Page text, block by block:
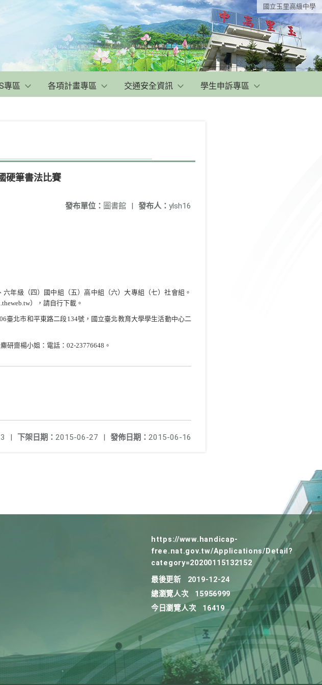
國立玉里高級中學
專區 各項計畫專區 交通安全資訊 學生申訴專區
硬筆書法比賽
發布人： ylsh16
發布單位： 圖書館 |
年級（四）國中組（五）高中組（六）大專組（七）社會組。
），請自行下載。
臺北市和平東路二段134號，國立臺北教育大學學生活動中心二
研齋楊小姐：電話： 02-23776648 。
發佈日期： 2015-06-16
下架日期： 2015-06-27 |
|
https://www.handicap-
free.nat.gov.tw/Applications/Detail?
category=20200115132152
最後更新
2019-12-24
總瀏覽人次
15956999
今日瀏覽人次
16419